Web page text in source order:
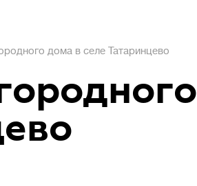
дома в селе Татаринцево